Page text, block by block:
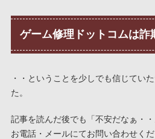
ゲーム修理ドットコムは詐
・・ということを少しでも信じてい
た。
記事を読んだ後でも「不安だなぁ・
お電話・メールにてお問い合わせくだ